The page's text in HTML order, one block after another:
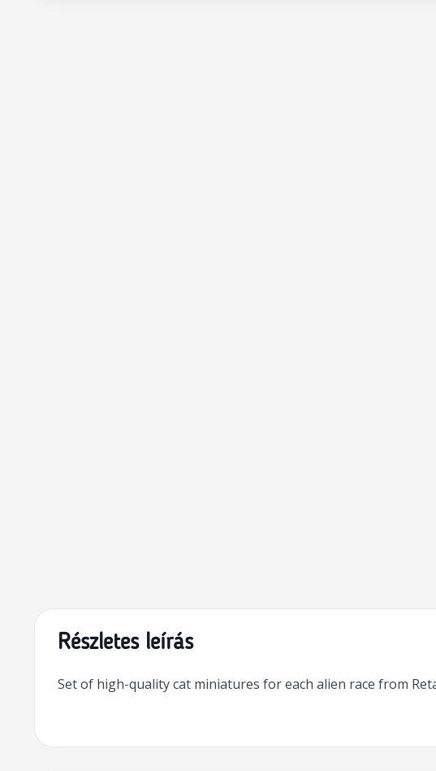
Részletes leírás
Set of high-quality cat miniatures for each alien race from